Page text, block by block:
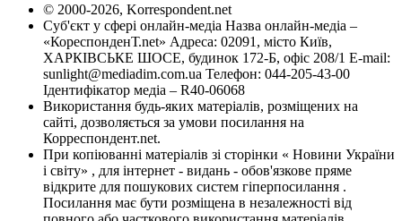
© 2000-2026, Korrespondent.net
Суб'єкт у сфері онлайн-медіа Назва онлайн-медіа –
«КореспонденТ.net» Адреса: 02091, місто Київ,
ХАРКІВСЬКЕ ШОСЕ, будинок 172-Б, офіс 208/1 E-mail:
sunlight@mediadim.com.ua Телефон: 044-205-43-00
Ідентифікатор медіа – R40-06068
Використання будь-яких матеріалів, розміщених на
сайті, дозволяється за умови посилання на
Корреспондент.net.
При копіюванні матеріалів зі сторінки « Новини України
і світу» , для інтернет - видань - обов'язкове пряме
відкрите для пошукових систем гіперпосилання .
Посилання має бути розміщена в незалежності від